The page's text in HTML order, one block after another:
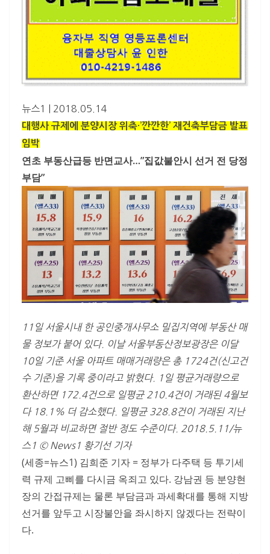
뉴스1 2018.05.14
대행사 규제에 분양시장 위축·’깐깐한’ 재건축부담금 발표
임박
연초 부동산급등 반면교사…”집값불안시 선거 전 당정
부담”
11일 서울시내 한 공인중개사무소 밀집지역에 부동산 매
물 정보가 붙어 있다. 이날 서울부동산정보광장은 이달
10일 기준 서울 아파트 매매거래량은 총 1724건(신고건
수 기준)을 기록 중이라고 밝혔다. 1일 평균거래량으로
환산하면 172.4건으로 일평균 210.4건이 거래된 4월보
다 18.1% 더 감소했다. 일평균 328.8건이 거래된 지난
해 5월과 비교하면 절반 정도 수준이다. 2018.5.11/뉴
스1 © News1 황기선 기자
(세종=뉴스1) 김희준 기자 = 정부가 다주택 등 투기세
력 규제 고삐를 다시금 옥죄고 있다. 강남권 등 분양현
장의 간접규제는 물론 부담금과 과세확대를 통해 지방
선거를 앞두고 시장불안을 좌시하지 않겠다는 전략이
다.